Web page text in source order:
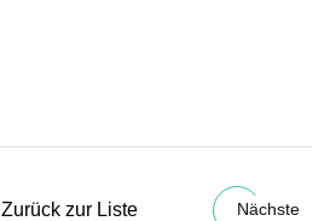
Zurück zur Liste Nächste